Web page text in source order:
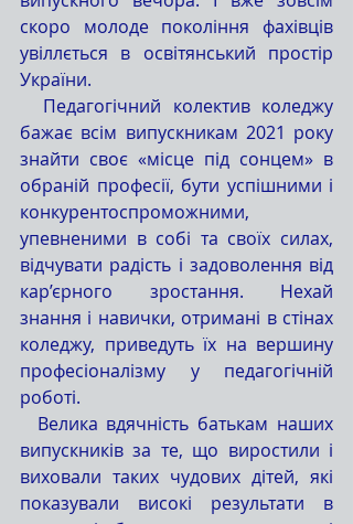
скоро молоде покоління фахівців
увіллється в освітянський простір
України.
бажає всім випускникам 2021 року
знайти своє «місце під сонцем» в
обраній професії, бути успішними і
конкурентоспроможними,
упевненими в собі та своїх силах,
відчувати радість і задоволення від
кар’єрного зростання. Нехай
знання і навички, отримані в стінах
коледжу, приведуть їх на вершину
професіоналізму у педагогічній
роботі.
випускників за те, що виростили і
виховали таких чудових дітей, які
показували високі результати в